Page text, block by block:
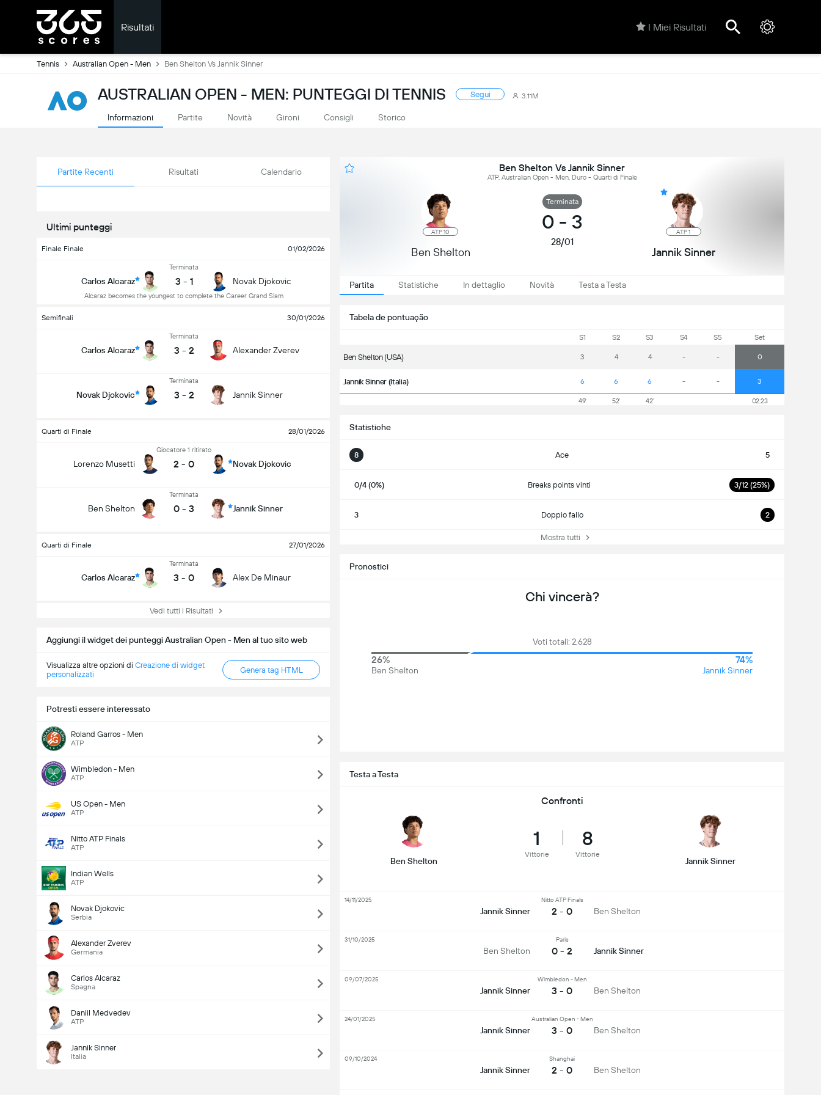
Risultati I Miei Risultati
Tennis Australian Open - Men Ben Shelton Vs Jannik Sinner
AUSTRALIAN OPEN - MEN: PUNTEGGI DI TENNIS Segui 3.11M
Informazioni Partite Novità Gironi Consigli Storico
Partite Recenti Risultati Calendario
Ultimi punteggi
Finale Finale 01/02/2026
Carlos Alcaraz
Terminata
3 - 1
Alcaraz becomes the youngest to complete the Career Grand Slam
Novak Djokovic
Semifinali 30/01/2026
Carlos Alcaraz
Terminata
3 - 2 Alexander Zverev
Novak Djokovic
Terminata
3 - 2 Jannik Sinner
Quarti di Finale 28/01/2026
Lorenzo Musetti
Giocatore 1 ritirato
2 - 0 Novak Djokovic
Ben Shelton
Terminata
0 - 3 Jannik Sinner
Quarti di Finale 27/01/2026
Carlos Alcaraz
Terminata
3 - 0 Alex De Minaur
Vedi tutti i Risultati
Aggiungi il widget dei punteggi Australian Open - Men al tuo sito web
Visualizza altre opzioni di Creazione di widget
personalizzati
Genera tag HTML
Potresti essere interessato
Roland Garros - Men
ATP
Wimbledon - Men
ATP
US Open - Men
ATP
Nitto ATP Finals
ATP
Indian Wells
ATP
Novak Djokovic
Serbia
Alexander Zverev
Germania
Carlos Alcaraz
Spagna
Daniil Medvedev
ATP
Jannik Sinner
Italia
Ben Shelton Vs Jannik Sinner
ATP, Australian Open - Men, Duro - Quarti di Finale
ATP 10
Ben Shelton
Terminata
0 - 3
28/01
ATP 1
Jannik Sinner
Partita Statistiche In dettaglio Novità Testa a Testa
Tabela de pontuação
S1 S2 S3 S4 S5 Set
Ben Shelton (USA) 3 4 4 - - 0
Jannik Sinner (Italia) 6 6 6 - - 3
49' 52' 42' 02:23
Statistiche
8 Ace 5
0/4 (0%) Breaks points vinti 3/12 (25%)
3 Doppio fallo 2
Mostra tutti
Pronostici
Chi vincerà?
Voti totali: 2,628
26%
Ben Shelton
74%
Jannik Sinner
Testa a Testa
Confronti
Ben Shelton
1
Vittorie
8
Vittorie
Jannik Sinner
Jannik Sinner
Nitto ATP Finals
2 - 0 Ben Shelton
14/11/2025
Ben Shelton
Paris
0 - 2 Jannik Sinner
31/10/2025
Jannik Sinner
Wimbledon - Men
3 - 0 Ben Shelton
09/07/2025
Jannik Sinner
Australian Open - Men
3 - 0 Ben Shelton
24/01/2025
Jannik Sinner
Shanghai
2 - 0 Ben Shelton
09/10/2024